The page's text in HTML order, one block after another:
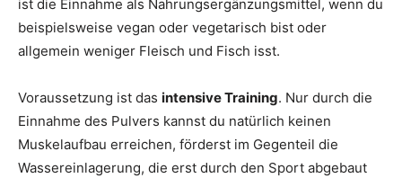
ist die Einnahme als Nahrungsergänzungsmittel, wenn du
beispielsweise vegan oder vegetarisch bist oder
allgemein weniger Fleisch und Fisch isst.
Voraussetzung ist das intensive Training. Nur durch die
Einnahme des Pulvers kannst du natürlich keinen
Muskelaufbau erreichen, förderst im Gegenteil die
Wassereinlagerung, die erst durch den Sport abgebaut